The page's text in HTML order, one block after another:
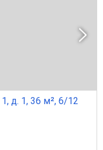
д. 1, 36 м², 6/12